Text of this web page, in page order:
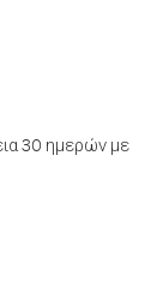
30 ημερών με